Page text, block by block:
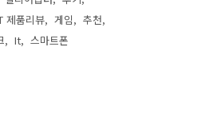
제품리뷰 게임
추천
It 스마트폰